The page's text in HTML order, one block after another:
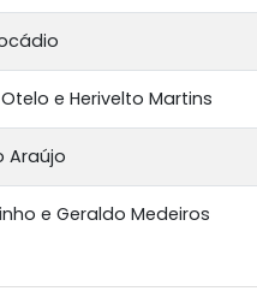
e Herivelto Martins
Araújo
e Geraldo Medeiros